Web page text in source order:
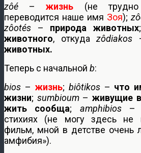
zôé –жизнь (не трудно
переводится наше имя Зоя);
zôotés – природа животных
животного, откудаzôdiakos
животных.
Теперь с начальной b:
bios – жизнь; biôtikos– что
жизни; sumbioum–живущие
жить сообща; amphibios–
стихиях (не могу здесь не
фильм, мной в детстве очень
амфибия»).